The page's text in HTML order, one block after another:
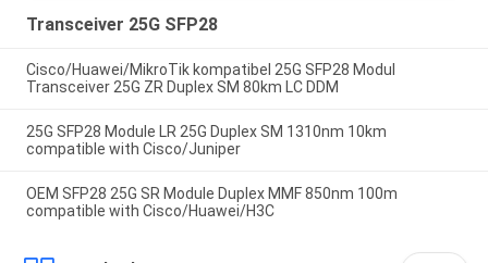
Transceiver 25G SFP28
Cisco/Huawei/MikroTik kompatibel 25G SFP28 Modul
Transceiver 25G ZR Duplex SM 80km LC DDM
25G SFP28 Module LR 25G Duplex SM 1310nm 10km
compatible with Cisco/Juniper
OEM SFP28 25G SR Module Duplex MMF 850nm 100m
compatible with Cisco/Huawei/H3C